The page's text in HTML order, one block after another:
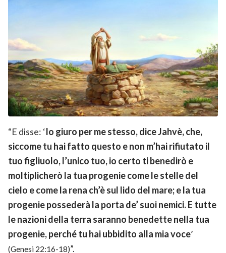
“E disse: ‘Io giuro per me stesso, dice Jahvè, che,
siccome tu hai fatto questo e non m’hai rifiutato il
tuo figliuolo, l’unico tuo, io certo ti benedirò e
moltiplicherò la tua progenie come le stelle del
cielo e come la rena ch’è sul lido del mare; e la tua
progenie possederà la porta de’ suoi nemici. E tutte
le nazioni della terra saranno benedette nella tua
progenie, perché tu hai ubbidito alla mia voce’
(Genesi 22:16-18)”.